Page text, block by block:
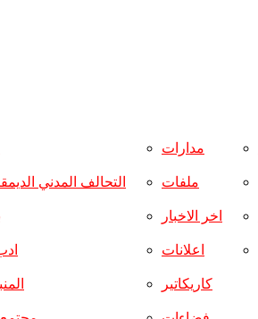
التحالف المدني
مدارات
ملفات
اخر الاخبار
اعلانات
كاريكاتير